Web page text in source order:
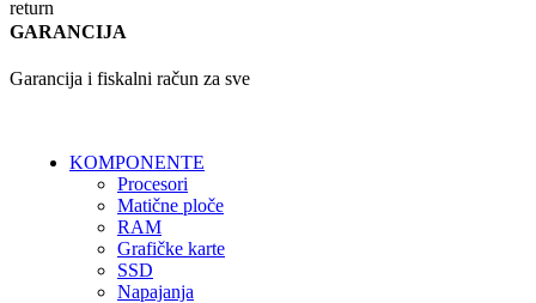
GARANCIJA
Garancija i fiskalni račun za sve
KOMPONENTE
Procesori
Matične ploče
RAM
Grafičke karte
SSD
Napajanja